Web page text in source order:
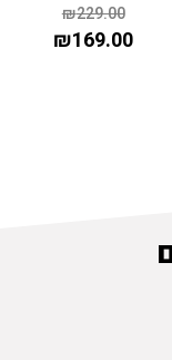
₪229.00
₪169.00